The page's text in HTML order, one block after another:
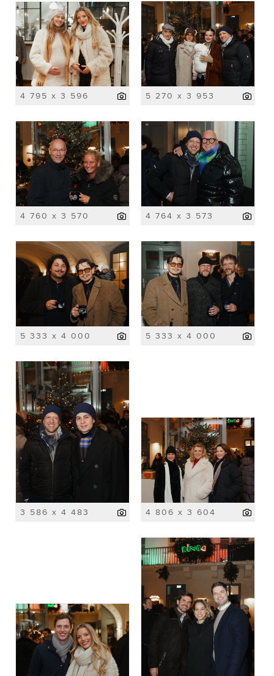
4 795 x 3 596 5 270 x 3 953
4 760 x 3 570 4 764 x 3 573
5 333 x 4 000 5 333 x 4 000
3 586 x 4 483 4 806 x 3 604